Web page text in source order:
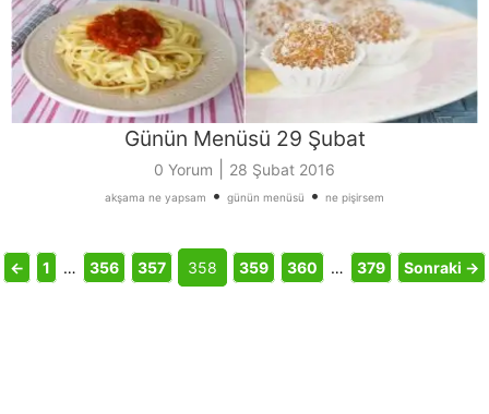
Günün Menüsü 29 Şubat
0 Yorum 28 Şubat 2016
akşama ne yapsam • günün menüsü • ne pişirsem
← 1 … 356 357 358 359 360 … 379 Sonraki →